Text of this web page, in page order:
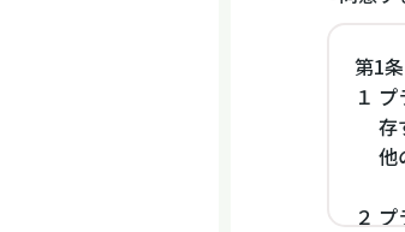
第1
１
存
他
２